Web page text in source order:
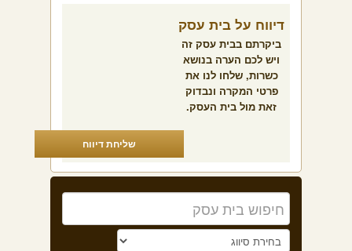
דיווח על בית עסק
ביקרתם בבית עסק זה
ויש לכם הערה בנושא
כשרות, שלחו לנו את
פרטי המקרה ונבדוק
זאת מול בית העסק.
שליחת דיווח